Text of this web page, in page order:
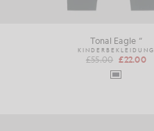
Tonal Eagle “
KINDERBEKLEIDUNG
£55.00 £22.00